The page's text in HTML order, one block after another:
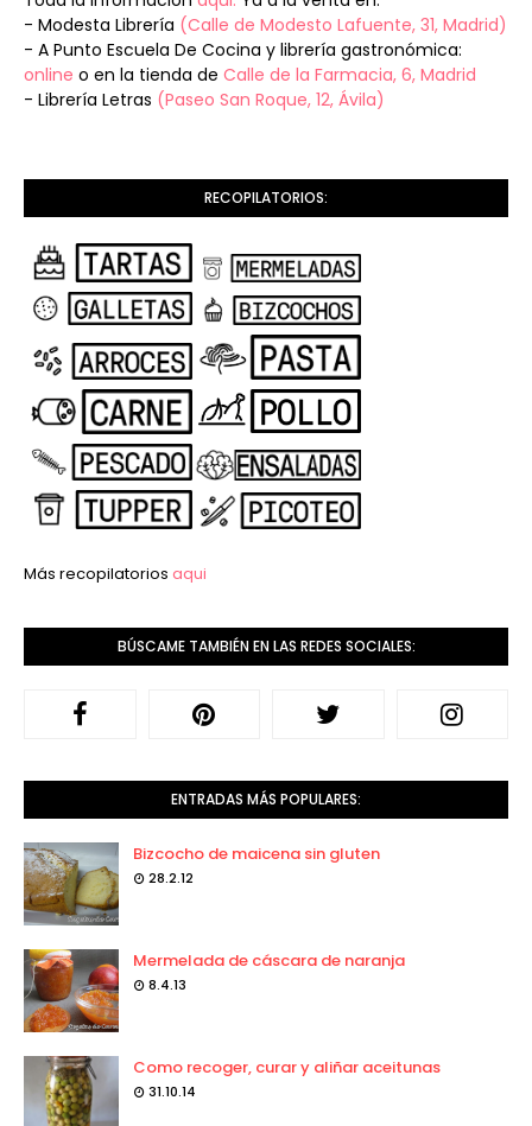
- Modesta Librería (Calle de Modesto Lafuente, 31, Madrid)
- A Punto Escuela De Cocina y librería gastronómica:
online o en la tienda de Calle de la Farmacia, 6, Madrid
- Librería Letras (Paseo San Roque, 12, Ávila)
RECOPILATORIOS:
Más recopilatorios aqui
BÚSCAME TAMBIÉN EN LAS REDES SOCIALES:
ENTRADAS MÁS POPULARES:
Bizcocho de maicena sin gluten
28.2.12
Mermelada de cáscara de naranja
8.4.13
Como recoger, curar y aliñar aceitunas
31.10.14